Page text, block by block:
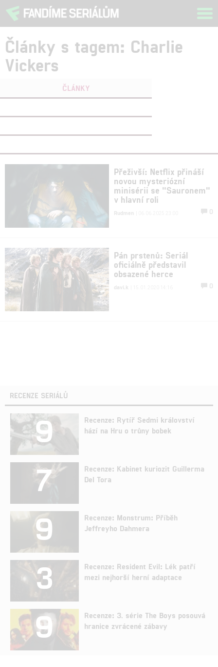
Články s tagem: Charlie
Vickers
ČLÁNKY
Přeživší: Netflix přináší
novou mysteriózní
minisérii se "Sauronem"
v hlavní roli
Rudmen 0
Pán prstenů: Seriál
oficiálně představil
obsazené herce
davi.k 0
RECENZE SERIÁLŮ
9
Recenze: Rytíř Sedmi království
hází na Hru o trůny bobek
7
Recenze: Kabinet kuriozit Guillerma
Del Tora
9
Recenze: Monstrum: Příběh
Jeffreyho Dahmera
3
Recenze: Resident Evil: Lék patří
mezi nejhorší herní adaptace
9
Recenze: 3. série The Boys posouvá
hranice zvrácené zábavy